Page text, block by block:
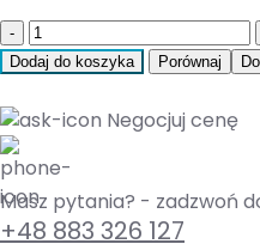
Quantity
Dodaj do koszyka Porównaj
Negocjuj cenę
Masz pytania? - zadzwoń
+48 883 326 127